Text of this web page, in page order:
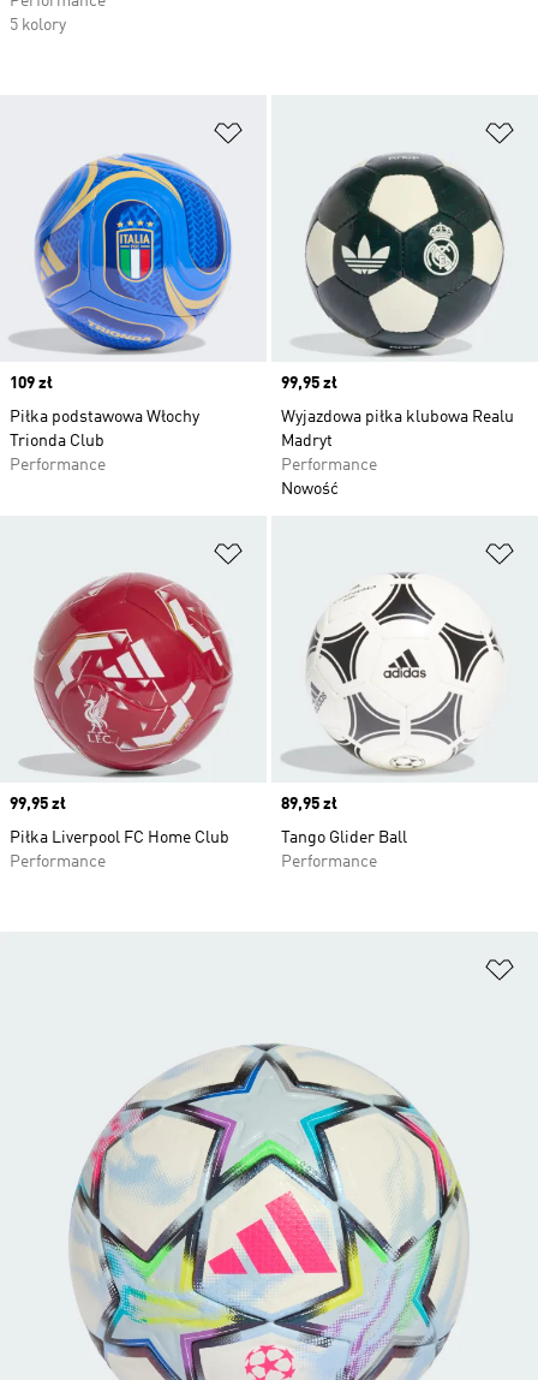
Price
109 zł
Piłka podstawowa Włochy
Trionda Club
Performance
Price
99,95 zł
Wyjazdowa piłka klubowa Realu
Madryt
Performance
Nowość
Price
99,95 zł
Piłka Liverpool FC Home Club
Performance
Price
89,95 zł
Tango Glider Ball
Performance
5 kolory